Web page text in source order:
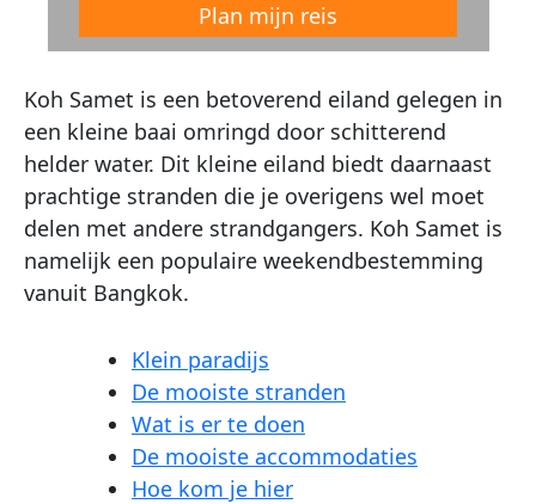
Plan mijn reis
Koh Samet is een betoverend eiland gelegen in
een kleine baai omringd door schitterend
helder water. Dit kleine eiland biedt daarnaast
prachtige stranden die je overigens wel moet
delen met andere strandgangers. Koh Samet is
namelijk een populaire weekendbestemming
vanuit Bangkok.
Klein paradijs
De mooiste stranden
Wat is er te doen
De mooiste accommodaties
Hoe kom je hier